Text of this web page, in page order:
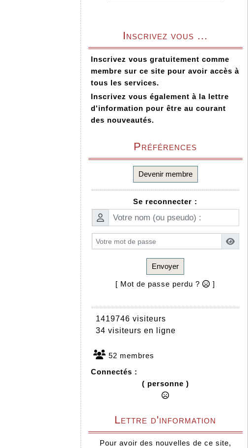
Inscrivez vous ...
Inscrivez vous gratuitement comme
membre sur ce site pour avoir accès à
tous les services.
Inscrivez vous également à la lettre
d'information pour être au courant
des nouveautés.
Préférences
Devenir membre
Se reconnecter :
Envoyer
[ Mot de passe perdu ? ]
1419746 visiteurs
34 visiteurs en ligne
52 membres
Connectés :
( personne )
Lettre d'information
Pour avoir des nouvelles de ce site,